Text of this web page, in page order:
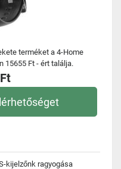
terméket a 4-Home
15655 Ft - ért találja.
kijelzőnk ragyogása